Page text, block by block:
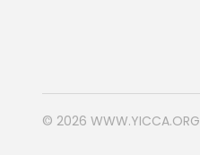
© 2026 WWW.YICCA.ORG